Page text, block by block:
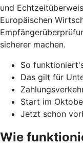
und
Europäischen
sicherer machen.
So
Das gilt für
Start im
Jetzt schon
Wie